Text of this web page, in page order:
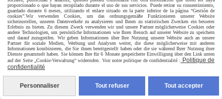
proporcionado o que hayan recopilado durante el uso de sus servicios. Puede retirar su consentimiento,
guardado durante 6 meses, utilizando el enlace situado en la parte inferior de la página “Gestión de
cookies”. Wir verwenden Cookies, um das ordnungsgemäße Funktionieren unserer Website
sicherzustellen, unseren Datenverkehr zu analysieren und Ihnen zu statistischen Zwecken ein besseres
Erlebnis zu bieten. Zu diesem Zweck verwenden wir und unsere Partner möglicherweise Cookies oder
andere Technologien, um persönliche Informationen wie Ihren Besuch auf unserer Website zu speichern
und darauf zuzugreifen. Wir geben Informationen über Ihre Nutzung unserer Website auch an unsere
Partner für soziale Medien, Werbung und Analysen weiter, die diese möglicherweise mit anderen
Informationen kombinieren, die Sie ihnen bereitgestellt haben oder die sie während Ihrer Nutzung ihrer
Dienste gesammelt haben. Sie können Ihre für 6 Monate gespeicherte Einwilligung über den Link unten
auf der Seite „Cookie-Verwaltung“ widerrufen. Voir notre politique de confidentialité :
Politique de
confidentialité
Personnaliser Tout refuser Tout accepter